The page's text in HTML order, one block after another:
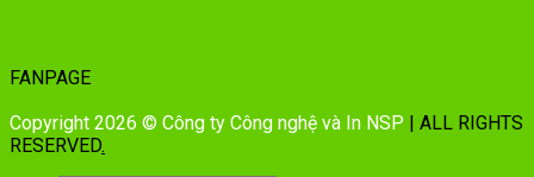
FANPAGE
Copyright 2026 © Công ty Công nghệ và In NSP | ALL RIGHTS
RESERVED.